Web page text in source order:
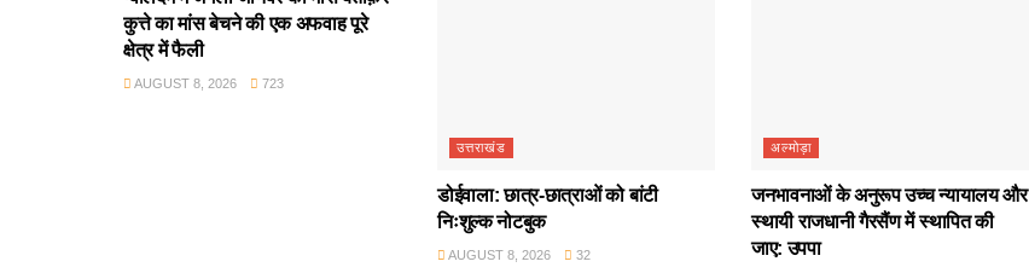
कुत्ते का मांस बेचने की एक अफवाह पूरे
क्षेत्र में फैली
AUGUST 8, 2026 723
उत्तराखंड
डोईवाला: छात्र-छात्राओं को बांटी
निःशुल्क नोटबुक
AUGUST 8, 2026 32
अल्मोड़ा
जनभावनाओं के अनुरूप उच्च न्यायालय और
स्थायी राजधानी गैरसैंण में स्थापित की
जाए: उपपा